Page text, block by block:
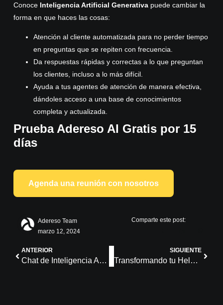
Conoce Inteligencia Artificial Generativa puede cambiar la
forma en que haces las cosas:
Atención al cliente automatizada para no perder tiempo
en preguntas que se repiten con frecuencia.
Da respuestas rápidas y correctas a lo que preguntan
los clientes, incluso a lo más difícil.
Ayuda a tus agentes de atención de manera efectiva,
dándoles acceso a una base de conocimientos
completa y actualizada.
PruebaAdereso AI Gratis por 15
días
Agenda una reunión con nosotros
Adereso Team
marzo 12, 2024
Comparte este post:
ANTERIOR
Chat de Inteligencia Artificial: qué es y para qué sirve
SIGUIENTE
Transformando tu Helpdesk con IA: Insights de clientes